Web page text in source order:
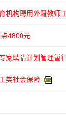
机构聘用外籍教师
4800元
家聘请计划管理暂
类社会保险